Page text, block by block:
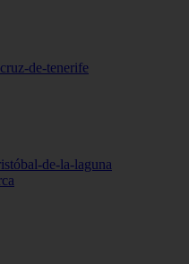
de-tenerife
de-la-laguna